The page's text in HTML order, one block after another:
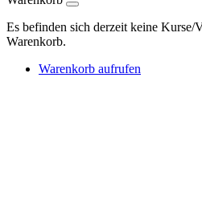
Es befinden sich derzeit keine Kurse/
Warenkorb.
Warenkorb aufrufen